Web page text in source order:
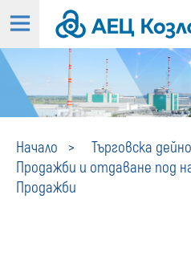
Начало
Търговска
Продажби и отдаване под
Продажби